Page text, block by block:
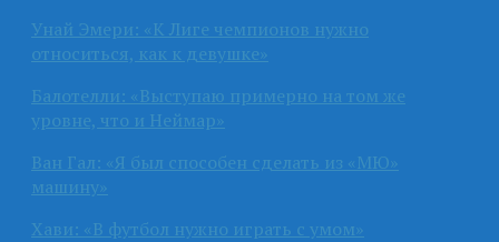
Унай Эмери: «К Лиге чемпионов нужно
относиться, как к девушке»
Балотелли: «Выступаю примерно на том же
уровне, что и Неймар»
Ван Гал: «Я был способен сделать из «МЮ»
машину»
Хави: «В футбол нужно играть с умом»